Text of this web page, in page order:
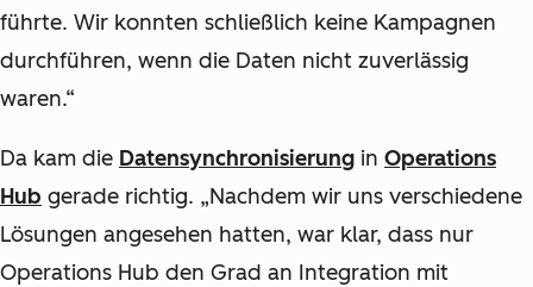
führte. Wir konnten schließlich keine Kampagnen
durchführen, wenn die Daten nicht zuverlässig
waren.“
Da kam die Datensynchronisierung in Operations
Hub gerade richtig. „Nachdem wir uns verschiedene
Lösungen angesehen hatten, war klar, dass nur
Operations Hub den Grad an Integration mit